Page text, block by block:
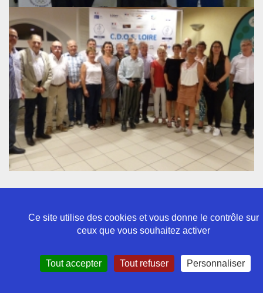
Politique de confidentialité
Mentions légales
Ce site utilise des cookies et vous donne le contrôle sur
ceux que vous souhaitez activer
Tout accepter Tout refuser Personnaliser